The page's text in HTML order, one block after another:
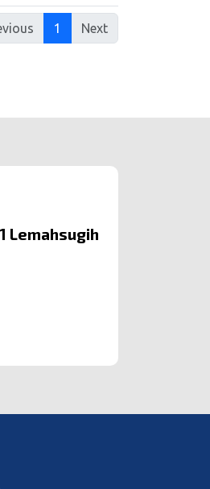
1 Next
Lemahsugih